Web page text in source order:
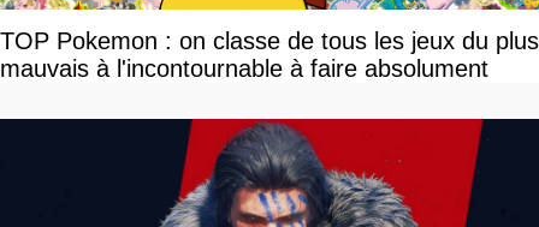
TOP Pokemon : on classe de tous les jeux du plus
mauvais à l'incontournable à faire absolument